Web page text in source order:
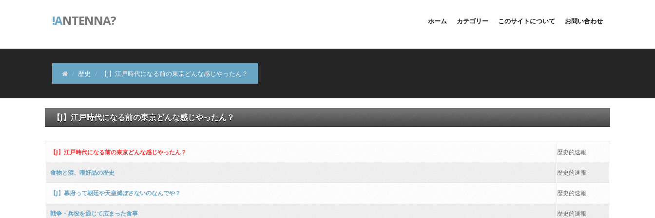
!ANTENNA? ホーム カテゴリー このサイトについて お問い合わせ
歴史 【J】江戸時代になる前の東京どんな感じやったん？
【J】江戸時代になる前の東京どんな感じやったん？
【J】江戸時代になる前の東京どんな感じやったん？ 歴史的速報
食物と酒、嗜好品の歴史 歴史的速報
【J】幕府って朝廷や天皇滅ぼさないのなんでや？ 歴史的速報
戦争・兵役を通じて広まった食事 歴史的速報